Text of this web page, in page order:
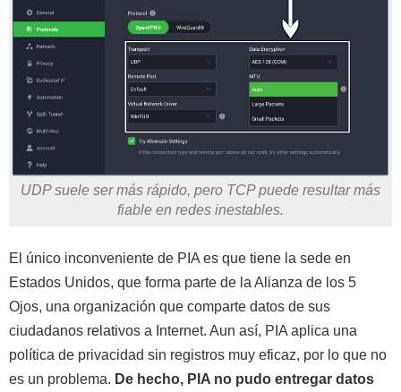
UDP suele ser más rápido, pero TCP puede resultar más
fiable en redes inestables.
El único inconveniente de PIA es que tiene la sede en
Estados Unidos, que forma parte de la Alianza de los 5
Ojos, una organización que comparte datos de sus
ciudadanos relativos a Internet. Aun así, PIA aplica una
política de privacidad sin registros muy eficaz, por lo que no
es un problema. De hecho, PIA no pudo entregar datos